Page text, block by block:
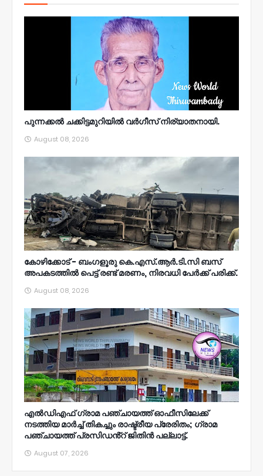
പുന്നക്കൽ ചക്കിട്ടമുറിയിൽ വർഗീസ് നിര്യാതനായി.
August 08, 2026
കോഴിക്കോട് - ബംഗളൂരു കെ.എസ്.ആർ.ടി.സി ബസ്
അപകടത്തിൽ പെട്ട് രണ്ട് മരണം, നിരവധി പേർക്ക് പരിക്ക്.
August 08, 2026
എൽഡിഎഫ് ഗ്രാമ പഞ്ചായത്ത് ഓഫീസിലേക്ക്
നടത്തിയ മാർച്ച് തികച്ചും രാഷ്ട്രീയ പ്രേരിതം; ഗ്രാമ
പഞ്ചായത്ത് പ്രസിഡൻ്റ് ജിതിൻ പല്ലാട്ട്.
August 07, 2026